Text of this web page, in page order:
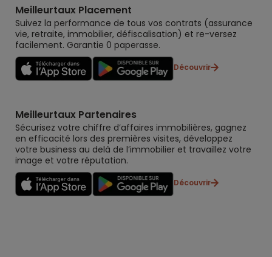
Meilleurtaux Placement
Suivez la performance de tous vos contrats (assurance
vie, retraite, immobilier, défiscalisation) et re-versez
facilement. Garantie 0 paperasse.
Découvrir
Meilleurtaux Partenaires
Sécurisez votre chiffre d’affaires immobilières, gagnez
en efficacité lors des premières visites, développez
votre business au delà de l’immobilier et travaillez votre
image et votre réputation.
Découvrir